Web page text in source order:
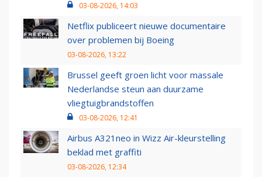
03-08-2026, 14:03
Netflix publiceert nieuwe documentaire
over problemen bij Boeing
03-08-2026, 13:22
Brussel geeft groen licht voor massale
Nederlandse steun aan duurzame
vliegtuigbrandstoffen
03-08-2026, 12:41
Airbus A321neo in Wizz Air-kleurstelling
beklad met graffiti
03-08-2026, 12:34